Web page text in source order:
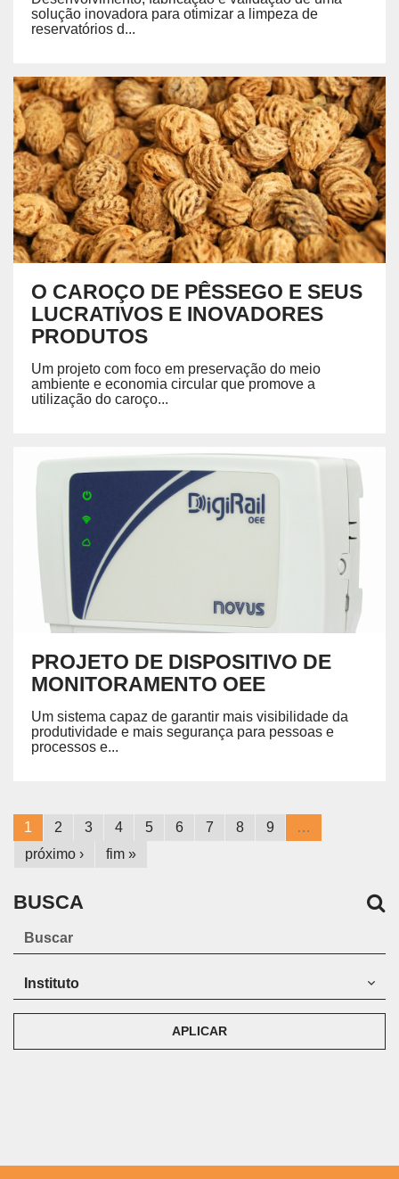
solução inovadora para otimizar a limpeza de
reservatórios d...
O CAROÇO DE PÊSSEGO E SEUS
LUCRATIVOS E INOVADORES
PRODUTOS
Um projeto com foco em preservação do meio
ambiente e economia circular que promove a
utilização do caroço...
PROJETO DE DISPOSITIVO DE
MONITORAMENTO OEE
Um sistema capaz de garantir mais visibilidade da
produtividade e mais segurança para pessoas e
processos e...
1 2 3 4 5 6 7 8 9
…
próximo ›
fim »
BUSCA
APLICAR